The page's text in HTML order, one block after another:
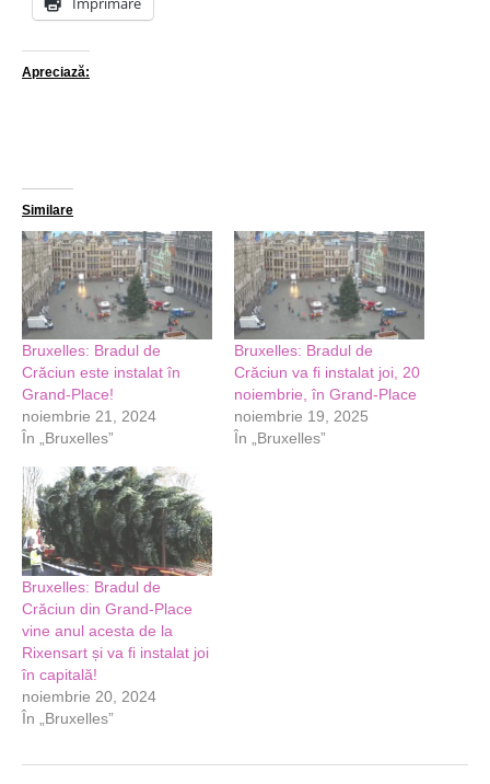
Apreciază:
Similare
Bruxelles: Bradul de
Crăciun este instalat în
Grand-Place!
noiembrie 21, 2024
În „Bruxelles”
Bruxelles: Bradul de
Crăciun va fi instalat joi, 20
noiembrie, în Grand-Place
noiembrie 19, 2025
În „Bruxelles”
Bruxelles: Bradul de
Crăciun din Grand-Place
vine anul acesta de la
Rixensart și va fi instalat joi
în capitală!
noiembrie 20, 2024
În „Bruxelles”